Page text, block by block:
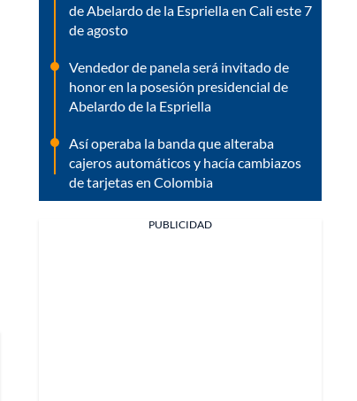
de Abelardo de la Espriella en Cali este 7
de agosto
Vendedor de panela será invitado de
honor en la posesión presidencial de
Abelardo de la Espriella
Así operaba la banda que alteraba
cajeros automáticos y hacía cambiazos
de tarjetas en Colombia
PUBLICIDAD